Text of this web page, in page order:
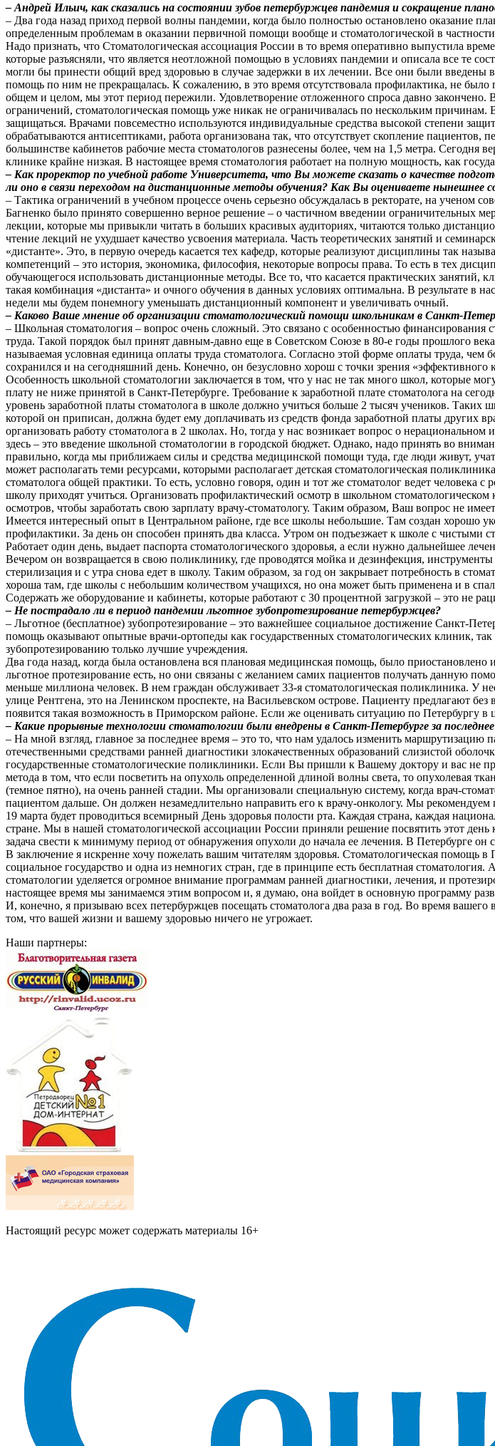
– Андрей Ильич, как сказались на состоянии зубов петербуржцев пандемия и сокращение
– Два года назад приход первой волны пандемии, когда было полностью остановлено оказание
определенным проблемам в оказании первичной помощи вообще и стоматологической в
Надо признать, что Стоматологическая ассоциация России в то время оперативно выпустила
которые разъясняли, что является неотложной помощью в условиях пандемии и описала все те
могли бы принести общий вред здоровью в случае задержки в их лечении. Все они были введены
помощь по ним не прекращалась. К сожалению, в это время отсутствовала профилактика, не было
общем и целом, мы этот период пережили. Удовлетворение отложенного спроса давно
ограничений, стоматологическая помощь уже никак не ограничивалась по нескольким причинам.
защищаться. Врачами повсеместно используются индивидуальные средства высокой степени
обрабатываются антисептиками, работа организована так, что отсутствует скопление пациентов,
большинстве кабинетов рабочие места стоматологов разнесены более, чем на 1,5 метра. Сегодня
клинике крайне низкая. В настоящее время стоматология работает на полную мощность, как
– Как проректор по учебной работе Университета, что Вы можете сказать о качестве
ли оно в связи переходом на дистанционные методы обучения? Как Вы оцениваете нынешнее
– Тактика ограничений в учебном процессе очень серьезно обсуждалась в ректорате, на ученом
Багненко было принято совершенно верное решение – о частичном введении ограничительных
лекции, которые мы привыкли читать в больших красивых аудиториях, читаются только
чтение лекций не ухудшает качество усвоения материала. Часть теоретических занятий и
«дистанте». Это, в первую очередь касается тех кафедр, которые реализуют дисциплины так
компетенций – это история, экономика, философия, некоторые вопросы права. То есть в тех
обучающегося использовать дистанционные методы. Все то, что касается практических занятий,
такая комбинация «дистанта» и очного обучения в данных условиях оптимальна. В результате в
недели мы будем понемногу уменьшать дистанционный компонент и увеличивать очный.
– Каково Ваше мнение об организации стоматологический помощи школьникам в Санкт-
– Школьная стоматология – вопрос очень сложный. Это связано с особенностью
труда. Такой порядок был принят давным-давно еще в Советском Союзе в 80-е годы прошлого
называемая условная единица оплаты труда стоматолога. Согласно этой форме оплаты труда,
сохранился и на сегодняшний день. Конечно, он безусловно хорош с точки зрения
Особенность школьной стоматологии заключается в том, что у нас не так много школ, которые
плату не ниже принятой в Санкт-Петербурге. Требование к заработной плате стоматолога на
уровень заработной платы стоматолога в школе должно учиться больше 2 тысяч учеников. Таких
которой он приписан, должна будет ему доплачивать из средств фонда заработной платы других
организовать работу стоматолога в 2 школах. Но, тогда у нас возникает вопрос о
здесь – это введение школьной стоматологии в городской бюджет. Однако, надо принять во
правильно, когда мы приближаем силы и средства медицинской помощи туда, где люди живут,
может располагать теми ресурсами, которыми располагает детская стоматологическая
стоматолога общей практики. То есть, условно говоря, один и тот же стоматолог ведет человека
школу приходят учиться. Организовать профилактический осмотр в школьном
осмотров, чтобы заработать свою зарплату врачу-стоматологу. Таким образом, Ваш вопрос не
Имеется интересный опыт в Центральном районе, где все школы небольшие. Там создан хорошо
профилактики. За день он способен принять два класса. Утром он подъезжает к школе с
Работает один день, выдает паспорта стоматологического здоровья, а если нужно дальнейшее
Вечером он возвращается в свою поликлинику, где проводятся мойка и дезинфекция,
стерилизация и с утра снова едет в школу. Таким образом, за год он закрывает потребность в
хороша там, где школы с небольшим количеством учащихся, но она может быть применена и в
Содержать же оборудование и кабинеты, которые работают с 30 процентной загрузкой – это не
– Не пострадало ли в период пандемии льготное зубопротезирование петербуржцев?
– Льготное (бесплатное) зубопротезирование – это важнейшее социальное достижение Санкт-
помощь оказывают опытные врачи-ортопеды как государственных стоматологических клиник,
зубопротезированию только лучшие учреждения.
Два года назад, когда была остановлена вся плановая медицинская помощь, было
льготное протезирование есть, но они связаны с желанием самих пациентов получать данную
меньше миллиона человек. В нем граждан обслуживает 33-я стоматологическая поликлиника. У
улице Рентгена, это на Ленинском проспекте, на Васильевском острове. Пациенту предлагают без
появится такая возможность в Приморском районе. Если же оценивать ситуацию по Петербургу
– Какие прорывные технологии стоматологии были внедрены в Санкт-Петербурге за
– На мной взгляд, главное за последнее время – это то, что нам удалось изменить
отечественными средствами ранней диагностики злокачественных образований слизистой
государственные стоматологические поликлиники. Если Вы пришли к Вашему доктору и вас не
метода в том, что если посветить на опухоль определенной длиной волны света, то опухолевая
(темное пятно), на очень ранней стадии. Мы организовали специальную систему, когда врач-
пациентом дальше. Он должен незамедлительно направить его к врачу-онкологу. Мы
19 марта будет проводиться всемирный День здоровья полости рта. Каждая страна, каждая
стране. Мы в нашей стоматологической ассоциации России приняли решение посвятить этот
задача свести к минимуму период от обнаружения опухоли до начала ее лечения. В Петербурге он
В заключение я искренне хочу пожелать вашим читателям здоровья. Стоматологическая помощь
социальное государство и одна из немногих стран, где в принципе есть бесплатная
стоматологии уделяется огромное внимание программам ранней диагностики, лечения, и
настоящее время мы занимаемся этим вопросом и, я думаю, она войдет в основную программу
И, конечно, я призываю всех петербуржцев посещать стоматолога два раза в год. Во время вашего
том, что вашей жизни и вашему здоровью ничего не угрожает.
Наши партнеры:
Настоящий ресурс может содержать материалы 16+